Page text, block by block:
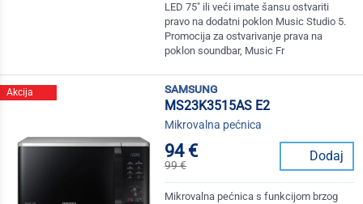
LED 75" ili veći imate šansu ostvariti
pravo na dodatni poklon Music Studio 5.
Promocija za ostvarivanje prava na
poklon soundbar, Music Fr
Akcija
samsung
MS23K3515AS E2
Mikrovalna pećnica
94 €
99 €
Dodaj
Mikrovalna pećnica s funkcijom brzog